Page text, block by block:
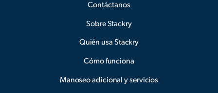
Contáctanos
Sobre Stackry
Quién usa Stackry
Cómo funciona
Manoseo adicional y servicios